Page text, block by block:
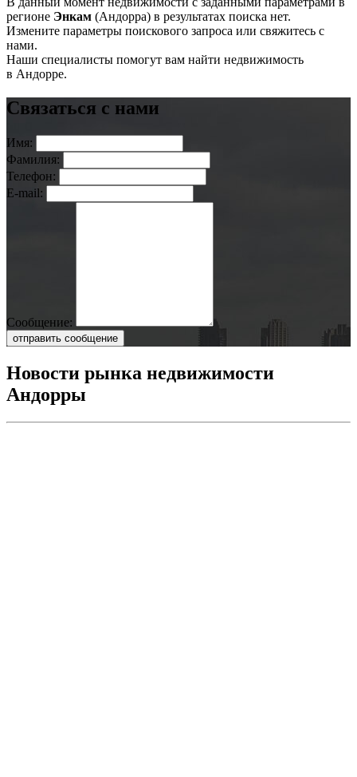
регионе Энкам (Андорра) в результатах поиска нет.
Измените параметры поискового запроса или свяжитесь с
нами.
Наши специалисты помогут вам найти недвижимость
в Андорре.
Связаться с нами
Имя:
Фамилия:
Телефон:
E-mail:
Сообщение:
отправить сообщение
Новости рынка недвижимости
Андорры